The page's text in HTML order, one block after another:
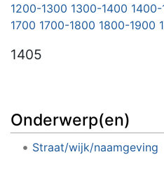
1200-1300 1300-1400
1700 1700-1800 1800-1900
1405
Onderwerp(en)
Straat/wijk/naamgeving